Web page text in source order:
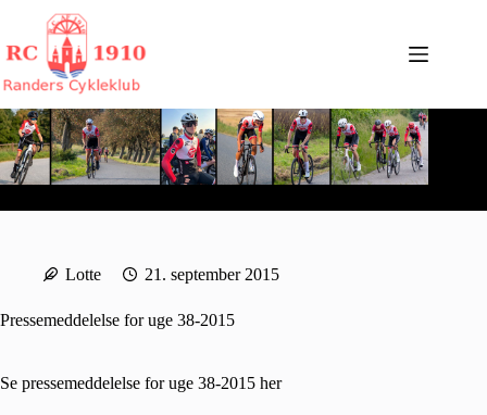
indhold
Lotte 21. september 2015
Pressemeddelelse for uge 38-2015
Se pressemeddelelse for uge 38-2015 her